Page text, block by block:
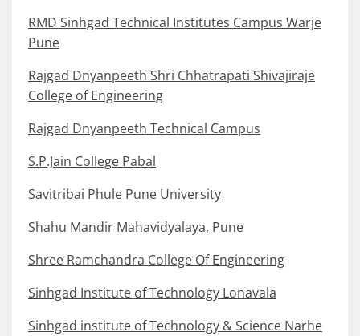
RMD Sinhgad Technical Institutes Campus Warje
Pune
Rajgad Dnyanpeeth Shri Chhatrapati Shivajiraje
College of Engineering
Rajgad Dnyanpeeth Technical Campus
S.P.Jain College Pabal
Savitribai Phule Pune University
Shahu Mandir Mahavidyalaya, Pune
Shree Ramchandra College Of Engineering
Sinhgad Institute of Technology Lonavala
Sinhgad institute of Technology & Science Narhe